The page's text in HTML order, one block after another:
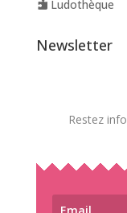
Ludothèque
Newsletter
Restez